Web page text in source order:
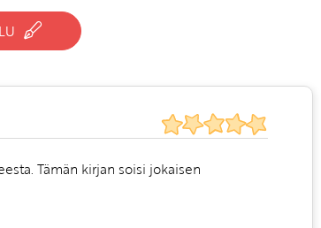
Tämän kirjan soisi jokaisen